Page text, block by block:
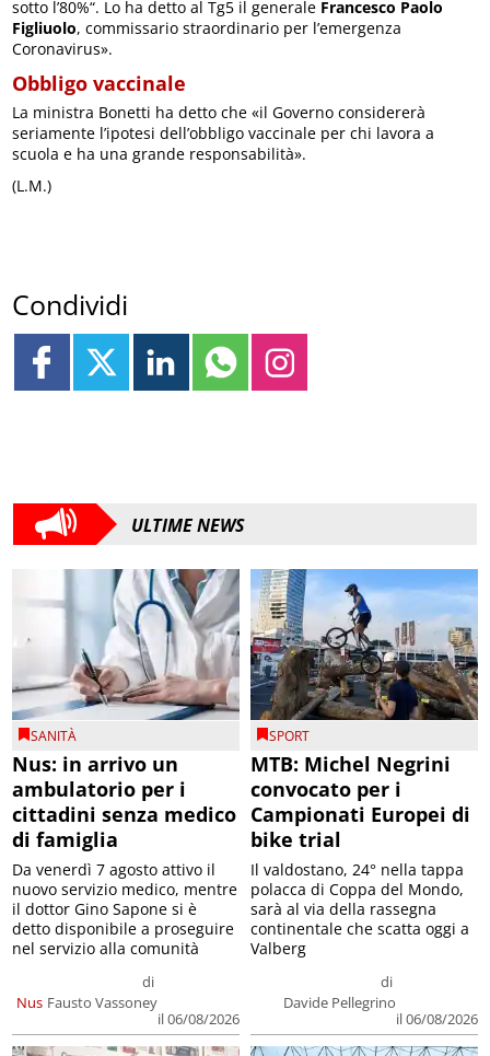
sotto l’80%“. Lo ha detto al Tg5 il generale Francesco Paolo
Figliuolo, commissario straordinario per l’emergenza
Coronavirus».
Obbligo vaccinale
La ministra Bonetti ha detto che «il Governo considererà
seriamente l’ipotesi dell’obbligo vaccinale per chi lavora a
scuola e ha una grande responsabilità».
(L.M.)
Condividi
ULTIME NEWS
SANITÀ
Nus: in arrivo un
ambulatorio per i
cittadini senza medico
di famiglia
Nus
di
Fausto Vassoney
il 06/08/2026
Da venerdì 7 agosto attivo il
nuovo servizio medico, mentre
il dottor Gino Sapone si è
detto disponibile a proseguire
nel servizio alla comunità
SPORT
MTB: Michel Negrini
convocato per i
Campionati Europei di
bike trial
di
Davide Pellegrino
il 06/08/2026
Il valdostano, 24° nella tappa
polacca di Coppa del Mondo,
sarà al via della rassegna
continentale che scatta oggi a
Valberg